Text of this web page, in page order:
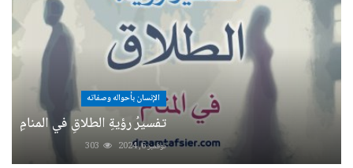
الإنسان بأحواله وصفاته
تفسيرُ رؤيةِ الطلاقِ في المنامِ
نوفمبر 6, 2024 303